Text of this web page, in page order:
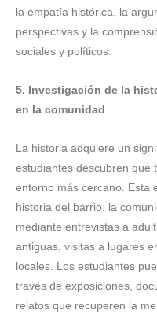
la empatía histórica, la
perspectivas y la
sociales y políticos.
5. Investigación de la
en la comunidad
La historia adquiere un
estudiantes descubren que
entorno más cercano. Esta
historia del barrio, la
mediante entrevistas a
antiguas, visitas a lugares
locales. Los estudiantes
través de exposiciones,
relatos que recuperen la